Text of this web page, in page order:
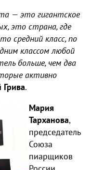
— это гигантское
это страна, где
средний класс, по
классом любой
больше, чем два
активно
Грива.
Мария
Тарханова,
председатель
Союза
пиарщиков